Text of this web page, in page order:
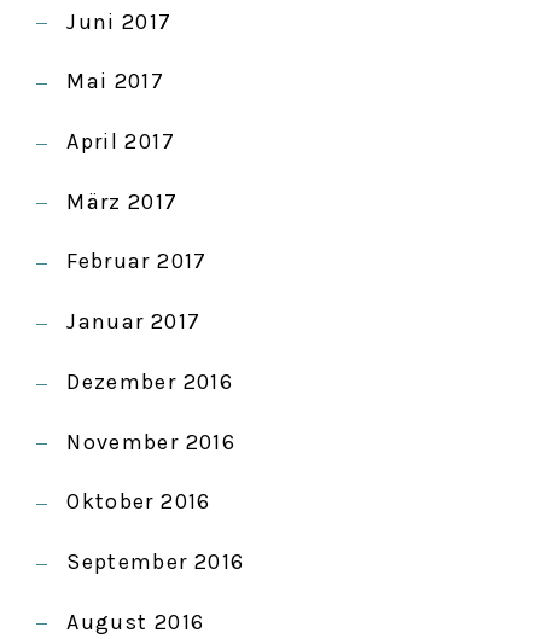
Juni 2017
Mai 2017
April 2017
März 2017
Februar 2017
Januar 2017
Dezember 2016
November 2016
Oktober 2016
September 2016
August 2016